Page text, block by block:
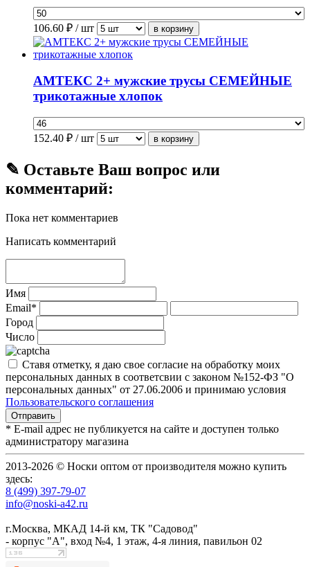
106.60 ₽ / шт
АМТЕКС 2+ мужские трусы СЕМЕЙНЫЕ
трикотажные хлопок
152.40 ₽ / шт
✎ Оставьте Ваш вопрос или
комментарий:
Пока нет комментариев
Написать комментарий
Имя
Email*
Город
Число
Ставя отметку, я даю свое согласие на обработку моих
персональных данных в соответсвии с законом №152-ФЗ "О
персональных данных" от 27.06.2006 и принимаю условия
Пользовательского соглашения
* E-mail адрес не публикуется на сайте и доступен только
администратору магазина
2013-2026 © Носки оптом от производителя можно купить
здесь:
8 (499) 397-79-07
info@noski-a42.ru
г.Москва, МКАД 14-й км, ТК "Садовод"
- корпус "А", вход №4, 1 этаж, 4-я линия, павильон 02